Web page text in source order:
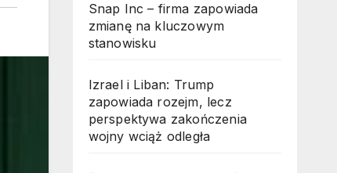
Snap Inc – firma zapowiada
zmianę na kluczowym
stanowisku
Izrael i Liban: Trump
zapowiada rozejm, lecz
perspektywa zakończenia
wojny wciąż odległa